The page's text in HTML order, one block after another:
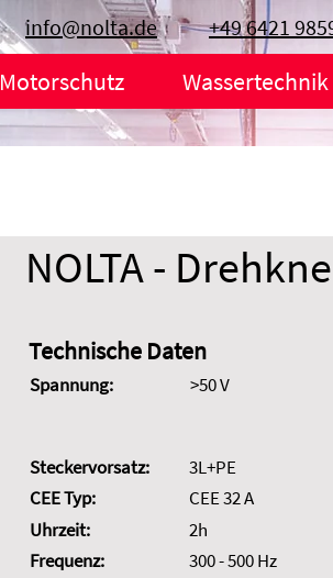
Motorschutz Wassertechnik
info@nolta.de +49 6421
NOLTA -
Technische Daten
Spannung:
Steckervorsatz:
CEE Typ:
Uhrzeit:
Frequenz:
>50 V
3L+PE
CEE 32 A
2h
300 - 500 Hz